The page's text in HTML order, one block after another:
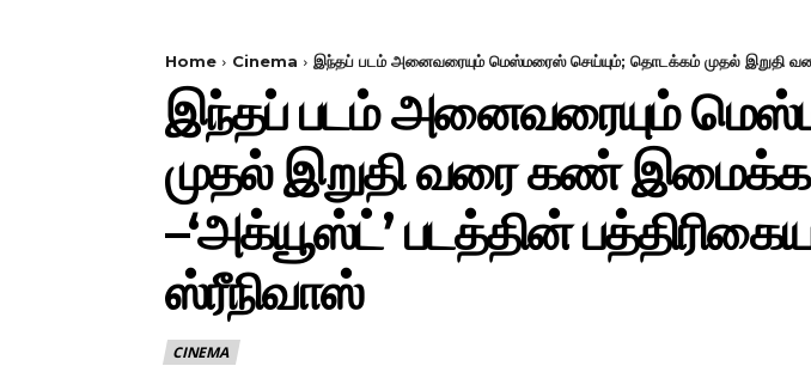
Home Cinema இந்தப் படம் அனைவரையும் மெஸ்மரைஸ் செய்யும்; தொடக்கம் முதல் இறுதி
இந்தப் படம் அனைவரையும்
முதல் இறுதி வரை கண்
–‘அக்யூஸ்ட்’ படத்தின்
ஸ்ரீநிவாஸ்
CINEMA